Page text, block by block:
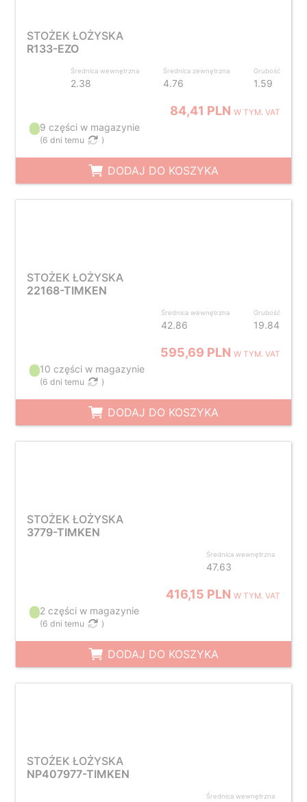
STOŻEK ŁOŻYSKA
R133-EZO
Średnica wewnętrzna
2.38
Średnica zewnętrzna
4.76
Grubość
1.59
84,41 PLNW TYM. VAT
9 części w magazynie
(6 dni temu )
DODAJ DO KOSZYKA
STOŻEK ŁOŻYSKA
22168-TIMKEN
Średnica wewnętrzna
42.86
Grubość
19.84
595,69 PLNW TYM. VAT
10 części w magazynie
(6 dni temu )
DODAJ DO KOSZYKA
STOŻEK ŁOŻYSKA
3779-TIMKEN
Średnica wewnętrzna
47.63
416,15 PLNW TYM. VAT
2 części w magazynie
(6 dni temu )
DODAJ DO KOSZYKA
STOŻEK ŁOŻYSKA
NP407977-TIMKEN
Średnica wewnętrzna